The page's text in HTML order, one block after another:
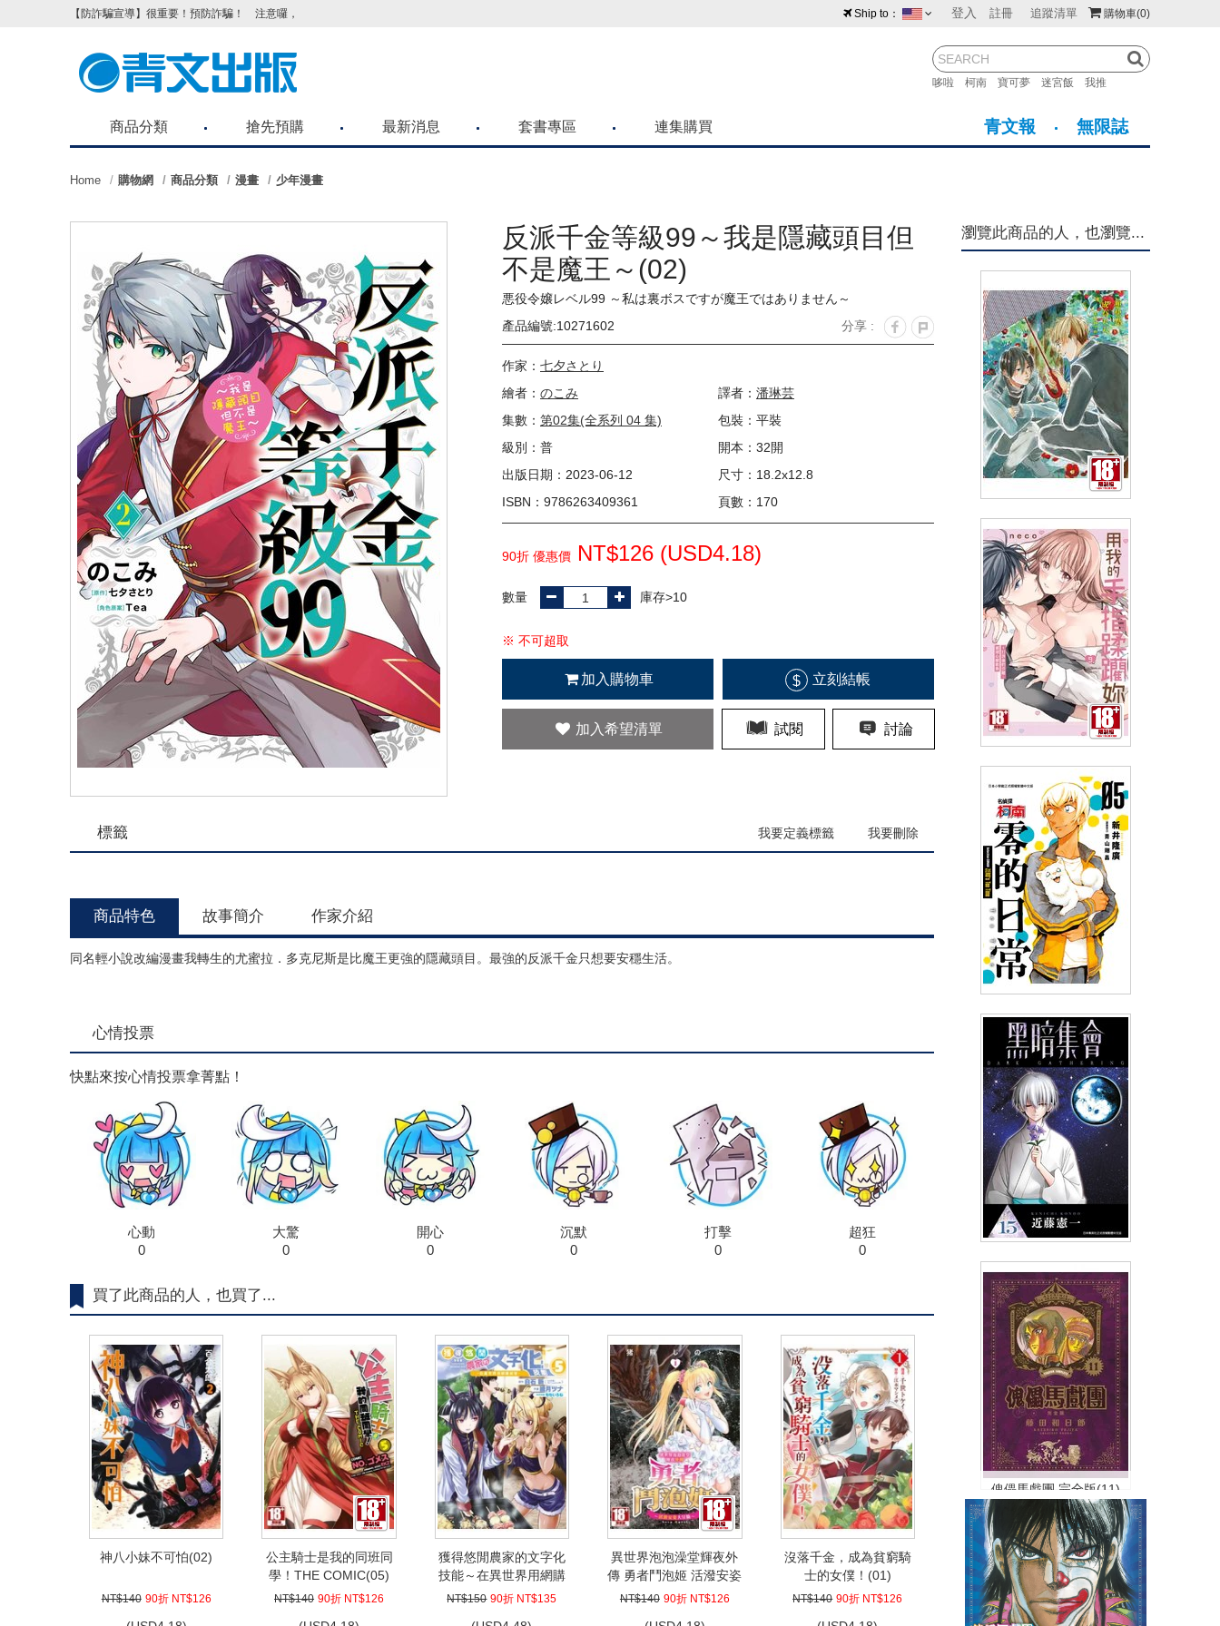
購物車(0)
登入 註冊 追蹤清單
哆啦 柯南 寶可夢 迷宮飯 我推
Ship to：
紐西蘭 馬來西亞
澳門 菲律賓
【防詐騙宣導】很重要！預防詐騙！ 注意囉，不要被騙了！請各位喜歡青文購物網的朋友們，提高警覺！
商品分類 搶先預購 最新消息 套書專區 連集購買 青文報 無限誌
Home 購物網 商品分類 漫畫 少年漫畫
反派千金等級99～我是隱藏頭目但
不是魔王～(02)
悪役令嬢レベル99 ～私は裏ボスですが魔王ではありません～
產品編號:10271602
分享 :
作家： 七夕さとり
繪者： のこみ 譯者： 潘琳芸
集數： 第02集(全系列 04 集)
包裝：平裝
級別：普
開本：32開
出版日期：2023-06-12
尺寸：18.2x12.8
ISBN：9786263409361
頁數：170
90折 優惠價 NT$126 (USD4.18)
數量 庫存>10
※ 不可超取
加入購物車 $ 立刻結帳
加入希望清單 試閱 討論
標籤 我要定義標籤 我要刪除
商品特色 故事簡介 作家介紹
同名輕小說改編漫畫我轉生的尤蜜拉．多克尼斯是比魔王更強的隱藏頭目。最強的反派千金只想要安穩生活。
心情投票
快點來按心情投票拿菁點！
心動
0
大驚
0
開心
0
沉默
0
打擊
0
超狂
0
買了此商品的人，也買了...
神八小妹不可怕(02)
NT$140 90折 NT$126
公主騎士是我的同班同
學！THE COMIC(05)
NT$140 90折 NT$126
獲得悠閒農家的文字化
技能～在異世界用網購
經營～(05)
NT$150 90折 NT$135
異世界泡泡澡堂輝夜外
傳 勇者鬥泡姬 活潑安姿
大冒險(01)
NT$140 90折 NT$126
沒落千金，成為貧窮騎
士的女僕！(01)
NT$140 90折 NT$126
瀏覽此商品的人，也瀏覽...
NT$140 90折 NT$126 (USD4.18)
用我的手指蹂躪妳。～打烊後的
沙龍、被壞心眼欺負(09)
NT$140 90折 NT$126 (USD 4.18)
名偵探柯南 零的日常(05)限定版
NT$200 90折 NT$180 (USD5.98)
NT$120 90折 NT$108 (USD3.59)
傀儡馬戲團 完全版(11)
NT$380 90折 NT$342
(USD11.35)